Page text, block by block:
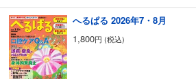
へるぱる 2026年7・8月
1,800円 (税込)